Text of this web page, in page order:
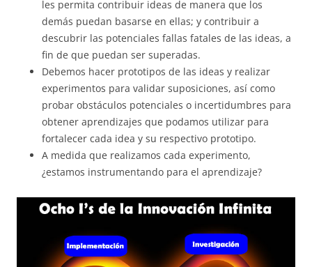
les permita contribuir ideas de manera que los
demás puedan basarse en ellas; y contribuir a
descubrir las potenciales fallas fatales de las ideas, a
fin de que puedan ser superadas.
Debemos hacer prototipos de las ideas y realizar
experimentos para validar suposiciones, así como
probar obstáculos potenciales o incertidumbres para
obtener aprendizajes que podamos utilizar para
fortalecer cada idea y su respectivo prototipo.
A medida que realizamos cada experimento,
¿estamos instrumentando para el aprendizaje?